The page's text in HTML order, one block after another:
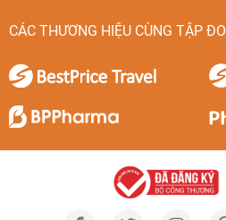
CÁC THƯƠNG HIỆU CÙNG TẬP